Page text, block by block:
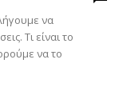
να
Τι είναι το
να το